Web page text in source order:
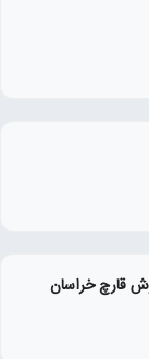
قارچ خراسان